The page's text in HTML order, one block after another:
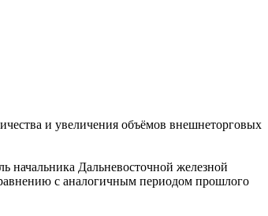
и увеличения объёмов внешнеторговых
начальника Дальневосточной железной
с аналогичным периодом прошлого